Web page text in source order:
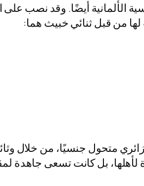
أيضًا. وقد نصب على
متحول جنسيًا، من خلال
بل كانت تسعى جاهدة